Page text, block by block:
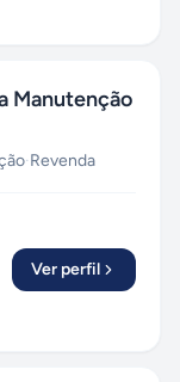
Manutenção
·Revenda
Ver perfil